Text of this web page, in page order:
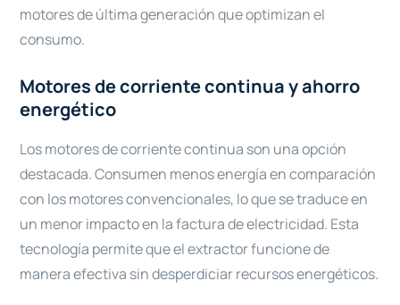
motores de última generación que optimizan el
consumo.
Motores de corriente continua y ahorro
energético
Los motores de corriente continua son una opción
destacada. Consumen menos energía en comparación
con los motores convencionales, lo que se traduce en
un menor impacto en la factura de electricidad. Esta
tecnología permite que el extractor funcione de
manera efectiva sin desperdiciar recursos energéticos.